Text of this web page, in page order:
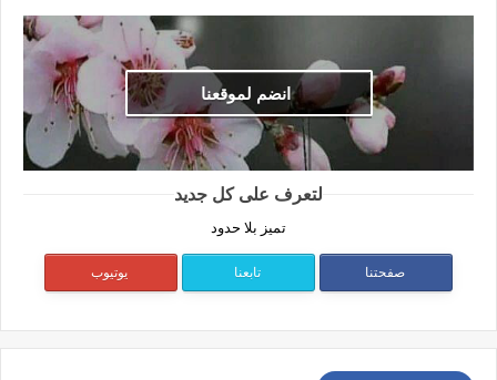
انضم لموقعنا
لتعرف على كل جديد
تميز بلا حدود
صفحتنا تابعنا يوتيوب